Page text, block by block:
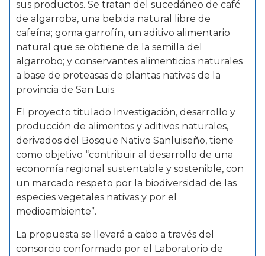
sus productos. Se tratan del sucedáneo de café
de algarroba, una bebida natural libre de
cafeína; goma garrofín, un aditivo alimentario
natural que se obtiene de la semilla del
algarrobo; y conservantes alimenticios naturales
a base de proteasas de plantas nativas de la
provincia de San Luis.
El proyecto titulado Investigación, desarrollo y
producción de alimentos y aditivos naturales,
derivados del Bosque Nativo Sanluiseño, tiene
como objetivo “contribuir al desarrollo de una
economía regional sustentable y sostenible, con
un marcado respeto por la biodiversidad de las
especies vegetales nativas y por el
medioambiente”.
La propuesta se llevará a cabo a través del
consorcio conformado por el Laboratorio de